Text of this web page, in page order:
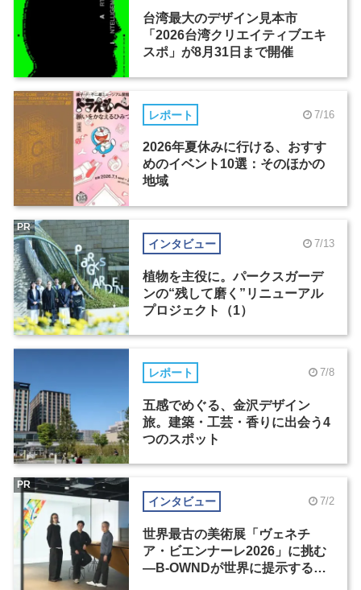
台湾最大のデザイン見本市
「2026台湾クリエイティブエキ
スポ」が8月31日まで開催
レポート 7/16
2026年夏休みに行ける、おすす
めのイベント10選：そのほかの
地域
インタビュー 7/13
植物を主役に。パークスガーデ
ンの“残して磨く”リニューアル
プロジェクト（1）
PR
レポート 7/8
五感でめぐる、金沢デザイン
旅。建築・工芸・香りに出会う4
つのスポット
インタビュー 7/2
世界最古の美術展「ヴェネチ
ア・ビエンナーレ2026」に挑む
―B-OWNDが世界に提示する美
PR